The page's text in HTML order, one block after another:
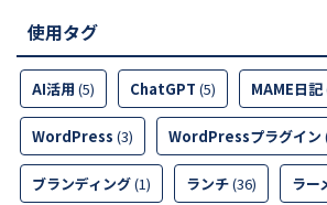
使用タグ
AI活用 (5) ChatGPT (5) MAME日記
WordPress (3) WordPressプラグイン
ブランディング(1) ランチ(36) ラー